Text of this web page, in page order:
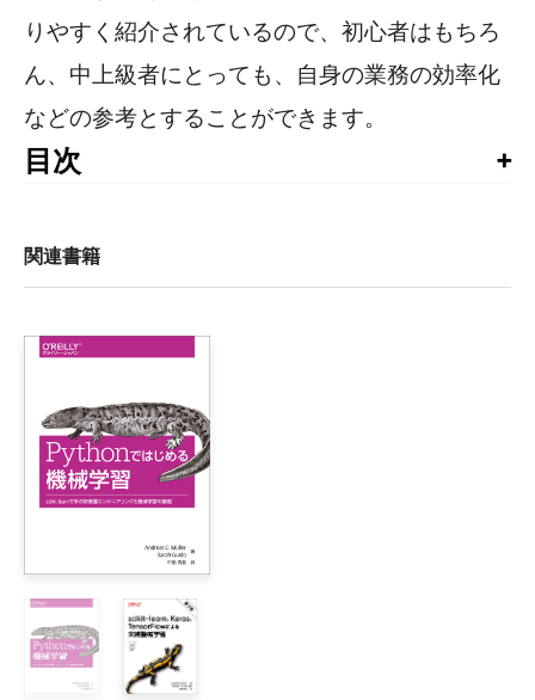
りやすく紹介されているので、初心者はもちろ
ん、中上級者にとっても、自身の業務の効率化
などの参考とすることができます。
目次
1章　データはいかにして機械学習による意思決定を促すの
    1.2　企業におけるMLワークフロー
        1.2.2　データ収集
        1.2.3　データ前処理
        1.2.4　データ分析
        1.2.5　データ変換と特徴量選択
        1.2.7　モデルの学習、評価、チューニング
        1.2.9　モデルのデプロイ（サービスの開始）
        1.2.10　モデルの保守
    1.3　まとめ
関連書籍